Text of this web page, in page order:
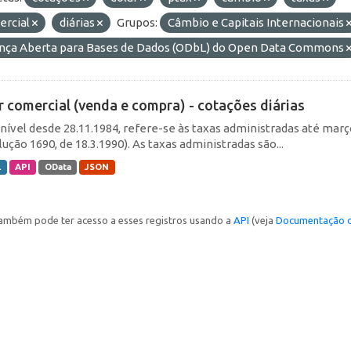
diárias Grupos:
Câmbio e Capitais Internacionais
Aberta para Bases de Dados (ODbL) do Open Data Commons
comercial (venda e compra) - cotações diárias
desde 28.11.1984, refere-se às taxas administradas até
1690, de 18.3.1990). As taxas administradas são...
API OData JSON
pode ter acesso a esses registros usando a API (veja Documentação